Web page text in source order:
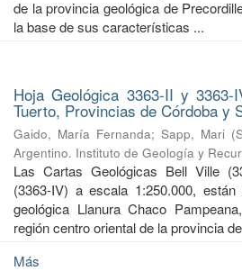
de la provincia geológica de
la base de sus características ...
Hoja Geológica 3363-II y
Tuerto, Provincias de Córdoba y
Gaido, María Fernanda; Sapp, Mari (
Argentino. Instituto de Geología y
Las Cartas Geológicas Bell Ville
(3363-IV) a escala 1:250.000,
geológica Llanura Chaco
región centro oriental de la provincia
Más